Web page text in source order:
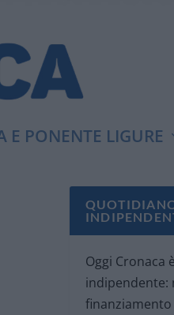
PONENTE LIGURE
Oggi Cronaca
indipendente: